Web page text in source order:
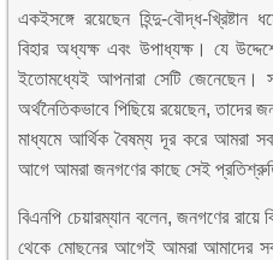
একইসঙ্গে রয়েছেন হিন্দু-বৌদ্ধ-খ্রিষ্টান
বিহার অধ্যক্ষ এবং উপাধ্যক্ষ। যে
ইতোমধ্যেই আপনারা সেটি জেনেছেন।
অর্থনৈতিকভাবে পিছিয়ে রয়েছেন, তাদের
মাধ্যমে আর্থিক বৈষম্য দূর করে আমরা
আগে আমরা জনগণের কাছে সেই
বিএনপি চেয়ারম্যান বলেন, জনগণের
থেকে মোছনের আগেই আমরা আমাদের সব